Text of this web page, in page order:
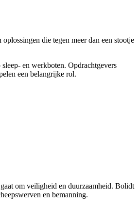
die tegen meer dan een stootje
en werkboten. Opdrachtgevers
een belangrijke rol.
om veiligheid en duurzaamheid. Bolidt
en bemanning.